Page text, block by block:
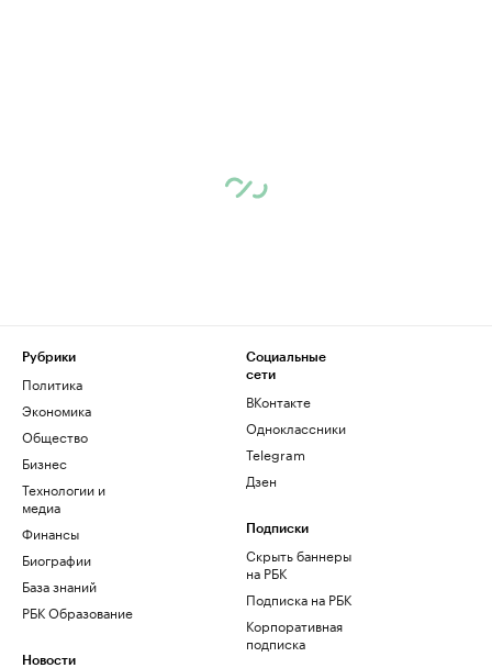
Рубрики
Политика
Экономика
Общество
Бизнес
Технологии и
медиа
Финансы
Биографии
База знаний
РБК Образование
Новости
Социальные
сети
ВКонтакте
Одноклассники
Telegram
Дзен
Подписки
Скрыть баннеры
на РБК
Подписка на РБК
Корпоративная
подписка